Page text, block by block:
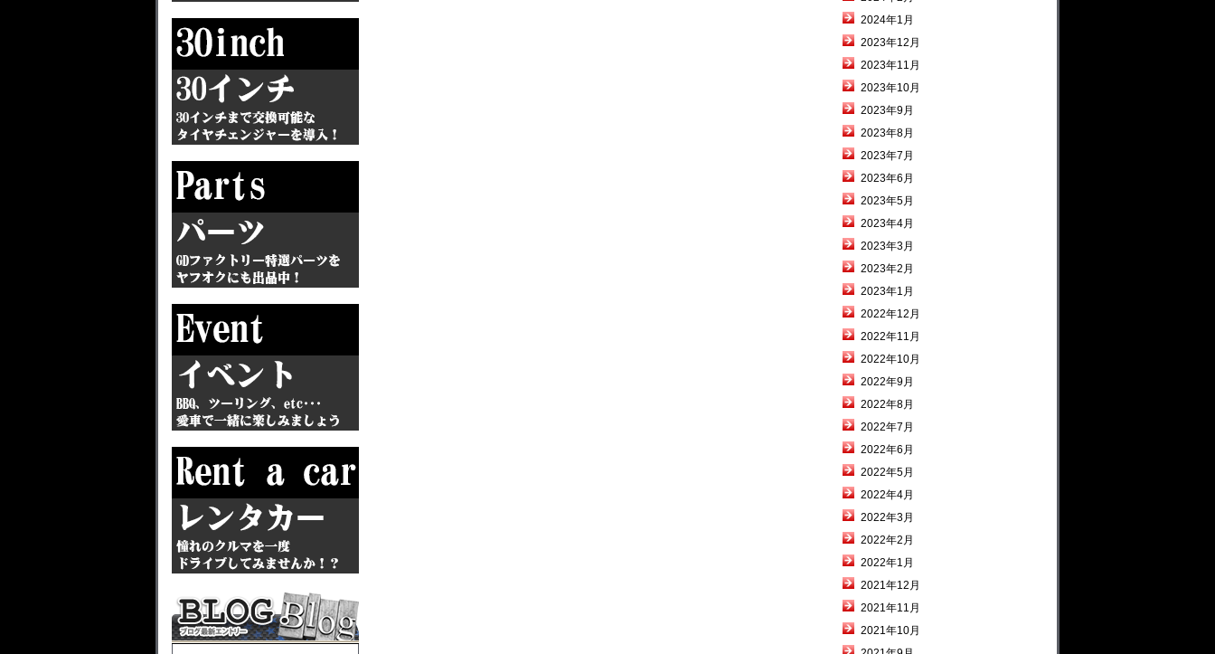
2024年1月
2023年12月
2023年11月
2023年10月
2023年9月
2023年8月
2023年7月
2023年6月
2023年5月
2023年4月
2023年3月
2023年2月
2023年1月
2022年12月
2022年11月
2022年10月
2022年9月
2022年8月
2022年7月
2022年6月
2022年5月
2022年4月
2022年3月
2022年2月
2022年1月
2021年12月
2021年11月
2021年10月